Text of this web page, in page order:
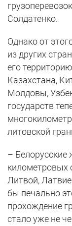
грузоперевозок
Солдатенко.
Однако от
из других
его
Казахстана,
Молдовы,
государств
литовской
–
километровых
Литвой,
бы печально
прохождение
стало уже не